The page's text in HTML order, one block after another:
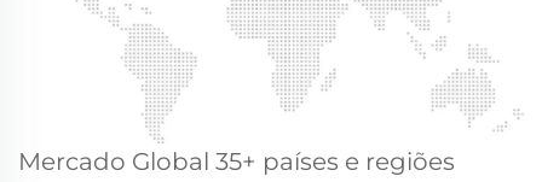
Mercado Global 35+ países e regiões